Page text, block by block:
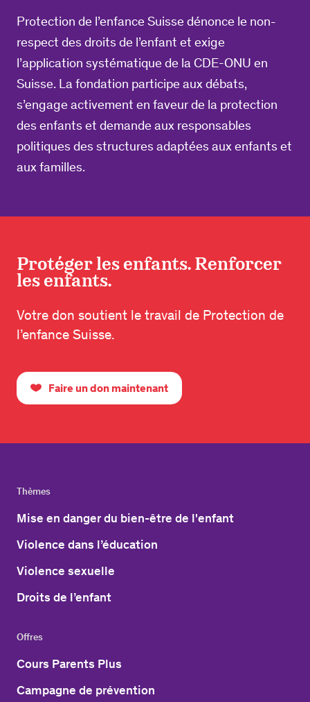
Protection de l’enfance Suisse dénonce le non-
respect des droits de l’enfant et exige
l’application systématique de la CDE-ONU en
Suisse. La fondation participe aux débats,
s’engage activement en faveur de la protection
des enfants et demande aux responsables
politiques des structures adaptées aux enfants et
aux familles.
Protéger les enfants. Renforcer
les enfants.
Votre don soutient le travail de Protection de
l’enfance Suisse.
Faire un don maintenant
Thèmes
Mise en danger du bien-être de l'enfant
Violence dans l’éducation
Violence sexuelle
Droits de l’enfant
Offres
Cours Parents Plus
Campagne de prévention